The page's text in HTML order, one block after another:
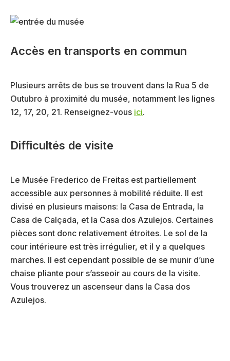
Accès en transports en commun
Plusieurs arrêts de bus se trouvent dans la Rua 5 de
Outubro à proximité du musée, notamment les lignes
12, 17, 20, 21. Renseignez-vous ici.
Difficultés de visite
Le Musée Frederico de Freitas est partiellement
accessible aux personnes à mobilité réduite. Il est
divisé en plusieurs maisons: la Casa de Entrada, la
Casa de Calçada, et la Casa dos Azulejos. Certaines
pièces sont donc relativement étroites. Le sol de la
cour intérieure est très irrégulier, et il y a quelques
marches. Il est cependant possible de se munir d’une
chaise pliante pour s’asseoir au cours de la visite.
Vous trouverez un ascenseur dans la Casa dos
Azulejos.